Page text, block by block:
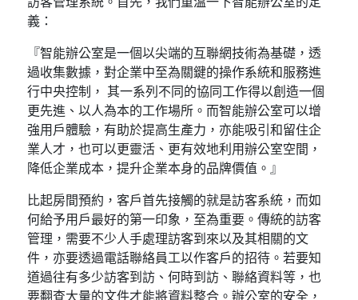
義：
『智能辦公室是一個以尖端的互聯網技術為基礎，透
過收集數據，對企業中至為關鍵的操作系統和服務進
行中央控制， 其一系列不同的協同工作得以創造一個
更先進、以人為本的工作場所。而智能辦公室可以增
強用戶體驗，有助於提高生產力，亦能吸引和留住企
業人才，也可以更靈活、更有效地利用辦公室空間，
降低企業成本，提升企業本身的品牌價值。』
比起房間預約，客戶首先接觸的就是訪客系統，而如
何給予用戶最好的第一印象，至為重要。傳統的訪客
管理，需要不少人手處理訪客到來以及其相關的文
件，亦要透過電話聯絡員工以作客戶的招待。若要知
道過往有多少訪客到訪、何時到訪、聯絡資料等，也
要翻查大量的文件才能將資料整合。辦公室的安全，